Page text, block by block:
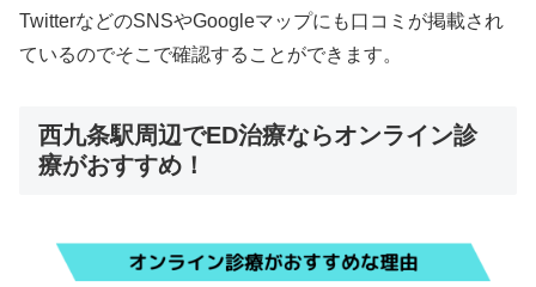
TwitterなどのSNSやGoogleマップにも口コミが掲載され
ているのでそこで確認することができます。
西九条駅周辺でED治療ならオンライン診
療がおすすめ！